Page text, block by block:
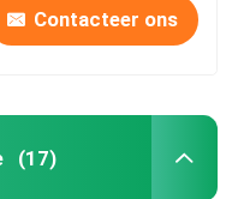
Contacteer ons
(17)